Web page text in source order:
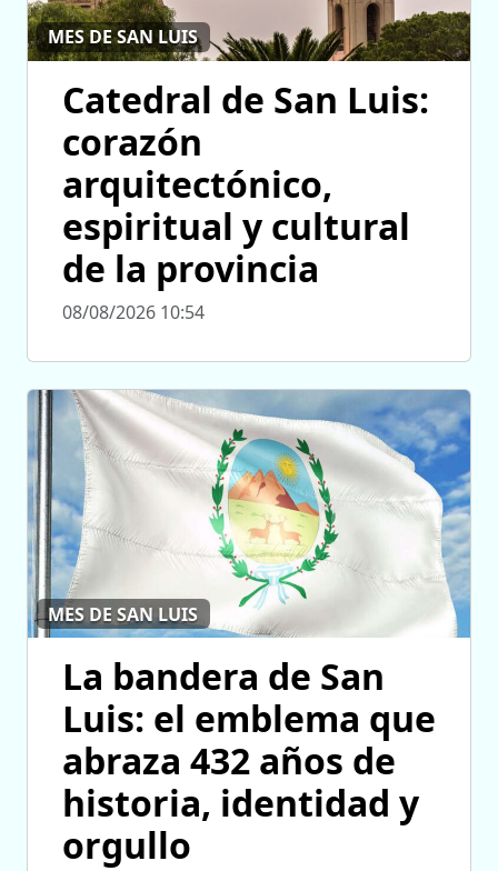
MES DE SAN LUIS
Catedral de San Luis:
corazón
arquitectónico,
espiritual y cultural
de la provincia
08/08/2026 10:54
MES DE SAN LUIS
La bandera de San
Luis: el emblema que
abraza 432 años de
historia, identidad y
orgullo